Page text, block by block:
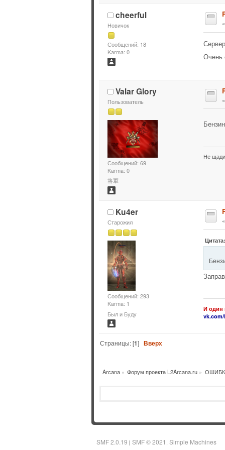
cheerful
Новичок
Сообщений: 18
Karma: 0
«
Очень
Valar Glory
Пользователь
Сообщений: 69
Karma: 0
将軍
«
Не
Ku4er
Старожил
Сообщений: 293
Karma: 1
Был и Буду
«
И один
Страницы: [1]Вверх
Arcana» Форум проекта L2Arcana.ru »
SMF 2.0.19 | SMF © 2021 Simple Machines